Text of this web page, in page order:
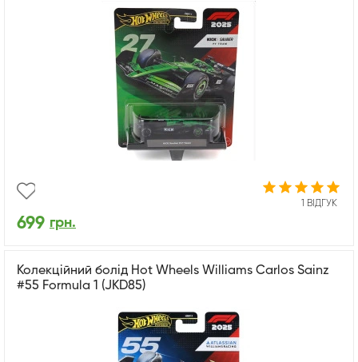
1 ВІДГУК
699 грн.
Колекційний болід Hot Wheels Williams Carlos Sainz
#55 Formula 1 (JKD85)